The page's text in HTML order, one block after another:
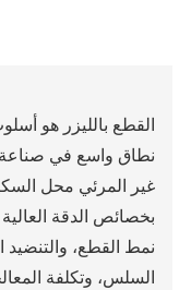
القطع بالليزر هو
نطاق واسع في صناعة
غير المرئي محل
بخصائص الدقة
نمط القطع، والتنضيد
السلس، وتكلفة